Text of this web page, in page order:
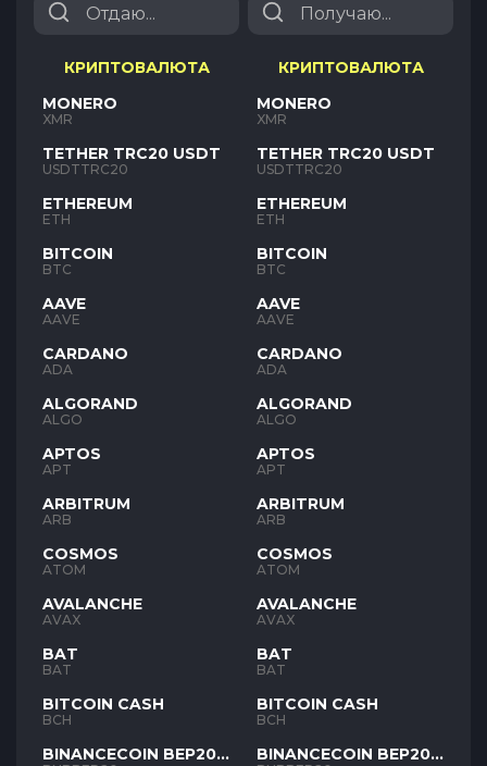
КРИПТОВАЛЮТА
MONERO
XMR
TETHER TRC20 USDT
USDTTRC20
ETHEREUM
ETH
BITCOIN
BTC
AAVE
AAVE
CARDANO
ADA
ALGORAND
ALGO
APTOS
APT
ARBITRUM
ARB
COSMOS
ATOM
AVALANCHE
AVAX
BAT
BAT
BITCOIN CASH
BCH
BINANCECOIN BEP20
КРИПТОВАЛЮТА
MONERO
XMR
TETHER TRC20 USDT
USDTTRC20
ETHEREUM
ETH
BITCOIN
BTC
AAVE
AAVE
CARDANO
ADA
ALGORAND
ALGO
APTOS
APT
ARBITRUM
ARB
COSMOS
ATOM
AVALANCHE
AVAX
BAT
BAT
BITCOIN CASH
BCH
BINANCECOIN BEP20